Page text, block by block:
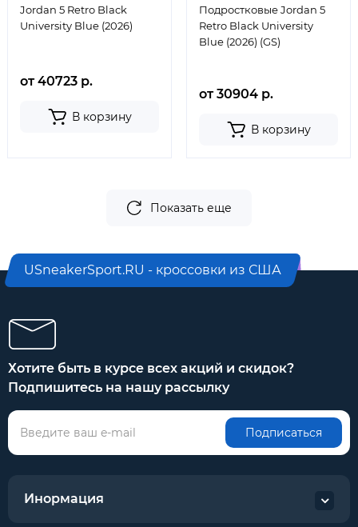
Jordan 5 Retro Black
University Blue (2026)
от 40723 р.
В корзину
Подростковые Jordan 5
Retro Black University
Blue (2026) (GS)
от 30904 р.
В корзину
Показать еще
USneakerSport.RU - кроссовки из США
Хотите быть в курсе всех акций и скидок?
Подпишитесь на нашу рассылку
Подписаться
Инормация